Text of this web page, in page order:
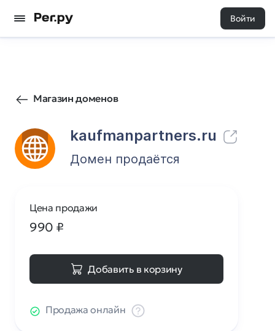
Войти
Магазин доменов
kaufmanpartners.ru
3 0
Домен продаётся
Цена продажи
990 ₽
Добавить в корзину
Продажа онлайн